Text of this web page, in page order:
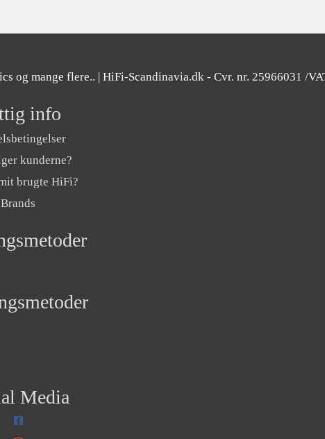
og mange flere.. | HiFi-Scandinavia.dk - Cvr. nr. 25966031 /
info
kunderne?
brugte HiFi?
Brands
Media